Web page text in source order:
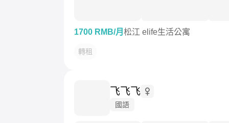
1700 RMB/月 松江 elife生活公寓
轉租
飞飞飞
國語